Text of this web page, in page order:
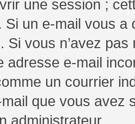
une session ;
Si un e-mail vous
Si vous n’avez
adresse e-mail
un courrier
mail que vous
administrateur.